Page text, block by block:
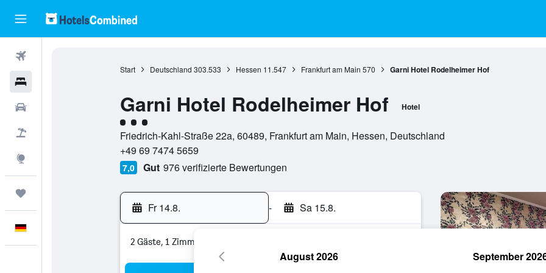
Start Deutschland 303.533 Hessen 11.547 Frankfurt am Main 570 Garni Hotel Rodelheimer Hof
Garni Hotel Rodelheimer Hof Hotel
Bewertungskategorie 3
Friedrich-Kahl-Straße 22a, 60489, Frankfurt am Main, Hessen, Deutschland
+49 69 7474 5659
7,0 Gut 976 verifizierte Bewertungen
Fr 14.8. - Sa 15.8.
2 Gäste, 1 Zimmer
August 2026 September